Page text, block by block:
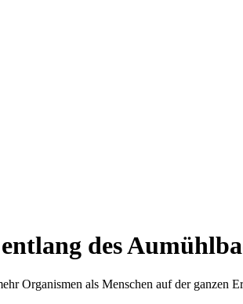
des
Organismen als Menschen auf der ganzen